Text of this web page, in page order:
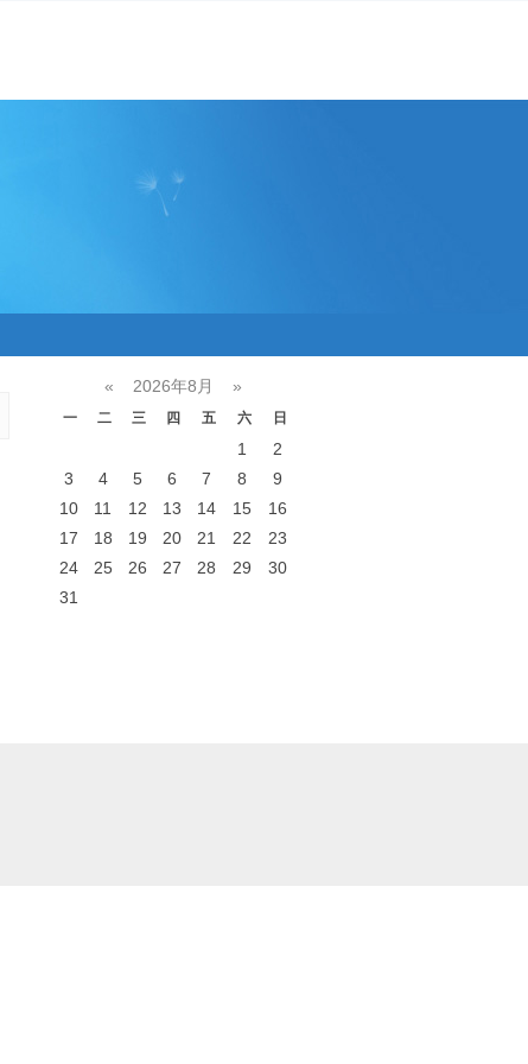
« 2026年8月 »
一 二 三 四 五 六 日
1
2
3
4 5 6 7 8
9
10
11 12 13 14 15
16
17
18 19 20 21 22
23
24
25 26 27 28 29
30
31